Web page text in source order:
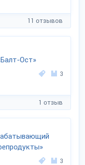
11 отзывов
Ост»
3
1 отзыв
3